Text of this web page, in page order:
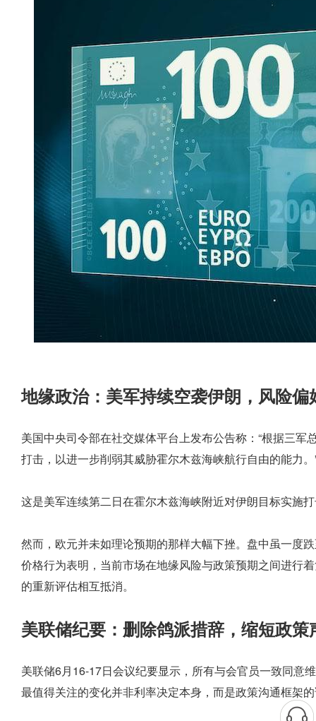
地缘政治：美军持续空袭伊朗，风险偏
美国中央司令部在社交媒体平台上发布公告称：“根据三
打击，以进一步削弱其威胁霍尔木兹海峡航行自由的能力。
这是美军连续第二日在霍尔木兹海峡附近对伊朗目标实施
然而，欧元并未如理论预期的那样大幅下挫。盘中虽一度
价格行为表明，当前市场在地缘风险与政策预期之间进
的重新评估相互抵消。
美联储纪要：删除鸽派措辞，缩短政策
美联储6月16-17日会议纪要显示，所有与会官员一致同意
最值得关注的变化并非利率决定本身，而是政策沟通框架